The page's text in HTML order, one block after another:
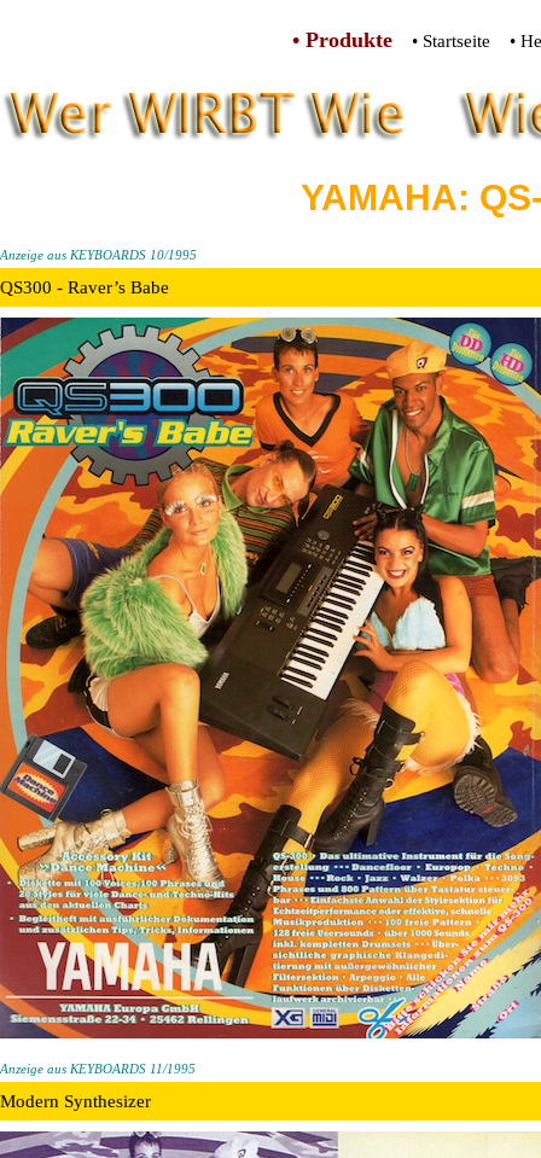
• Produkte • Startseite •
YAMAHA:
Anzeige aus KEYBOARDS 10/1995
QS300 - Raver’s Babe
Anzeige aus KEYBOARDS 11/1995
Modern Synthesizer